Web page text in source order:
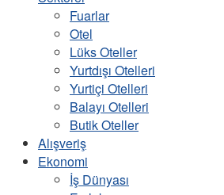
Fuarlar
Otel
Lüks Oteller
Yurtdışı Otelleri
Yurtiçi Otelleri
Balayı Otelleri
Butik Oteller
Alışveriş
Ekonomi
İş Dünyası